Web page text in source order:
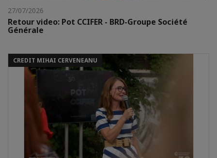
27/07/2026
Retour video: Pot CCIFER - BRD-Groupe Société
Générale
CREDIT MIHAI CERVENEANU